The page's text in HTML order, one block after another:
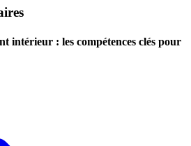
intérieur : les compétences clés pour